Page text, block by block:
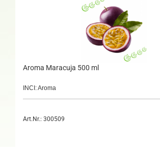
Aroma Maracuja 500 ml
INCI: Aroma
Art.Nr.: 300509